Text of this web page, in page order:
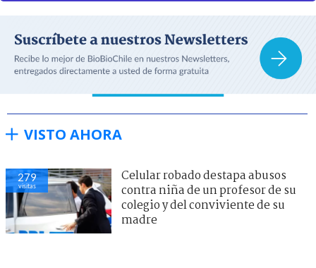
VISTO AHORA
279
visitas
Celular robado destapa abusos
contra niña de un profesor de su
colegio y del conviviente de su
madre